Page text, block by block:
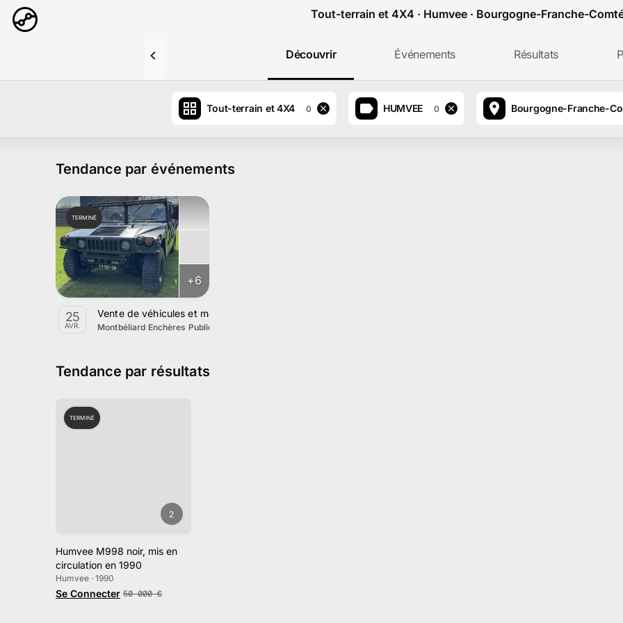
Aller au contenu principal
Tout-terrain et 4X4 · Humvee · Bourgogne-Franche-
Découvrir Événements Résultats
Tout-terrain et 4X4 0 HUMVEE 0 Bourgogne-Franche-
Tendance par événements
TERMINÉ
+6
25
AVR.
Vente de véhicules et matériels par Montbéliard Enchères Publiques le 25 Avril 2025
Montbéliard Enchères Publiques
·
Tendance par résultats
2
TERMINÉ
Humvee M998 noir, mis en
circulation en 1990
Humvee · 1990
Se Connecter 50 000 €